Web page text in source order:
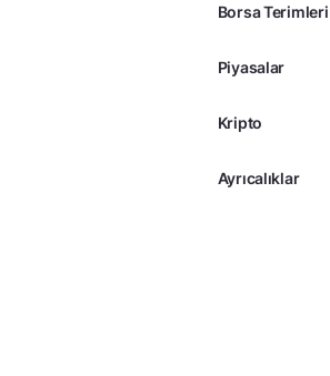
Borsa Terimleri
Piyasalar
Kripto
Ayrıcalıklar